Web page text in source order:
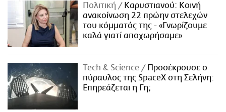
Πολιτική
Καρυστιανού: Κοινή
ανακοίνωση 22 πρώην στελεχών
του κόμματός της - «Γνωρίζουμε
καλά γιατί αποχωρήσαμε»
Τech & Science
Προσέκρουσε ο
πύραυλος της SpaceX στη Σελήνη:
Επηρεάζεται η Γη;